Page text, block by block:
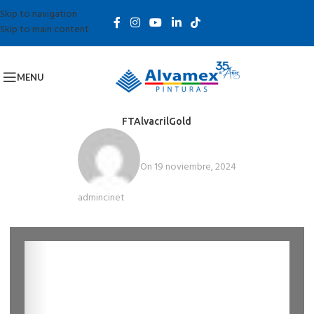
Skip to navigation
Skip to main content
MENU
FTAlvacrilGold
admincinet
On 19 noviembre, 2024